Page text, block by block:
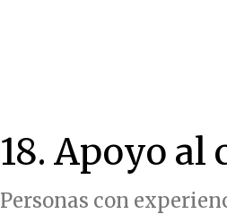
18. Apoyo
Personas con